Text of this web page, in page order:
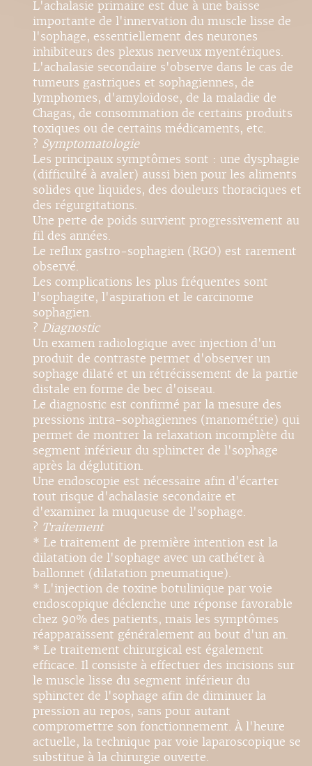
L'achalasie primaire est due à une baisse
importante de l'innervation du muscle lisse de
l'sophage, essentiellement des neurones
inhibiteurs des plexus nerveux myentériques.
L'achalasie secondaire s'observe dans le cas de
tumeurs gastriques et sophagiennes, de
lymphomes, d'amyloïdose, de la maladie de
Chagas, de consommation de certains produits
toxiques ou de certains médicaments, etc.
? Symptomatologie
Les principaux symptômes sont : une dysphagie
(difficulté à avaler) aussi bien pour les aliments
solides que liquides, des douleurs thoraciques et
des régurgitations.
Une perte de poids survient progressivement au
fil des années.
Le reflux gastro-sophagien (RGO) est rarement
observé.
Les complications les plus fréquentes sont
l'sophagite, l'aspiration et le carcinome
sophagien.
? Diagnostic
Un examen radiologique avec injection d'un
produit de contraste permet d'observer un
sophage dilaté et un rétrécissement de la partie
distale en forme de bec d'oiseau.
Le diagnostic est confirmé par la mesure des
pressions intra-sophagiennes (manométrie) qui
permet de montrer la relaxation incomplète du
segment inférieur du sphincter de l'sophage
après la déglutition.
Une endoscopie est nécessaire afin d'écarter
tout risque d'achalasie secondaire et
d'examiner la muqueuse de l'sophage.
? Traitement
* Le traitement de première intention est la
dilatation de l'sophage avec un cathéter à
ballonnet (dilatation pneumatique).
* L'injection de toxine botulinique par voie
endoscopique déclenche une réponse favorable
chez 90% des patients, mais les symptômes
réapparaissent généralement au bout d'un an.
* Le traitement chirurgical est également
efficace. Il consiste à effectuer des incisions sur
le muscle lisse du segment inférieur du
sphincter de l'sophage afin de diminuer la
pression au repos, sans pour autant
compromettre son fonctionnement. À l'heure
actuelle, la technique par voie laparoscopique se
substitue à la chirurgie ouverte.